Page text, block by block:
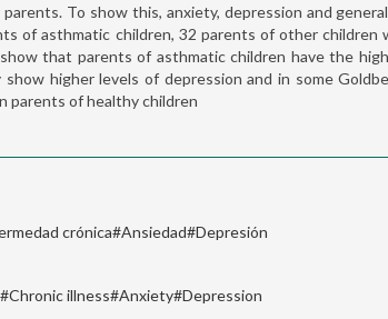
To show this, anxiety, depression and
of asthmatic children, 32 parents of other
that parents of asthmatic children have the
higher levels of depression and in some
parents of healthy children
crónica#Ansiedad#Depresión
illness#Anxiety#Depression